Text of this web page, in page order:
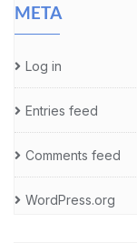
META
Log in
Entries feed
Comments feed
WordPress.org